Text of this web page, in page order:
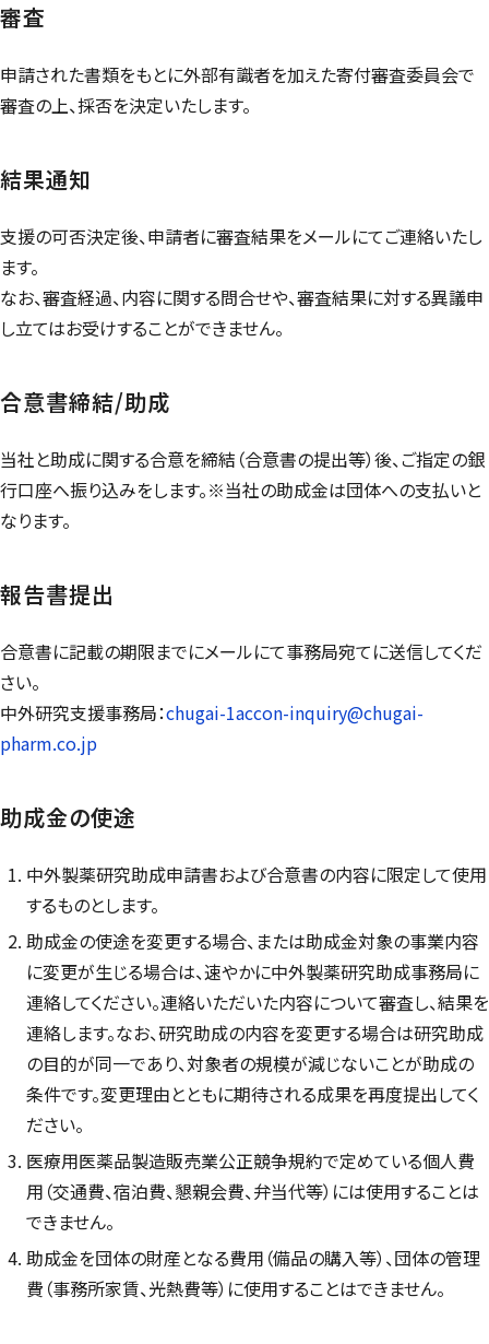
審査
申請された書類をもとに外部有識者を加えた寄付審査委員会で
審査の上、採否を決定いたします。
結果通知
支援の可否決定後、申請者に審査結果をメールにてご連絡いたし
ます。
なお、審査経過、内容に関する問合せや、審査結果に対する異議申
し立てはお受けすることができません。
合意書締結/助成
当社と助成に関する合意を締結（合意書の提出等）後、ご指定の銀
行口座へ振り込みをします。※当社の助成金は団体への支払いと
なります。
報告書提出
合意書に記載の期限までにメールにて事務局宛てに送信してくだ
さい。
中外研究支援事務局：chugai-1accon-inquiry@chugai-
pharm.co.jp
助成金の使途
中外製薬研究助成申請書および合意書の内容に限定して使用
するものとします。
助成金の使途を変更する場合、または助成金対象の事業内容
に変更が生じる場合は、速やかに中外製薬研究助成事務局に
連絡してください。連絡いただいた内容について審査し、結果を
連絡します。なお、研究助成の内容を変更する場合は研究助成
の目的が同一であり、対象者の規模が減じないことが助成の
条件です。変更理由とともに期待される成果を再度提出してく
ださい。
医療用医薬品製造販売業公正競争規約で定めている個人費
用（交通費、宿泊費、懇親会費、弁当代等）には使用することは
できません。
助成金を団体の財産となる費用（備品の購入等）、団体の管理
費（事務所家賃、光熱費等）に使用することはできません。